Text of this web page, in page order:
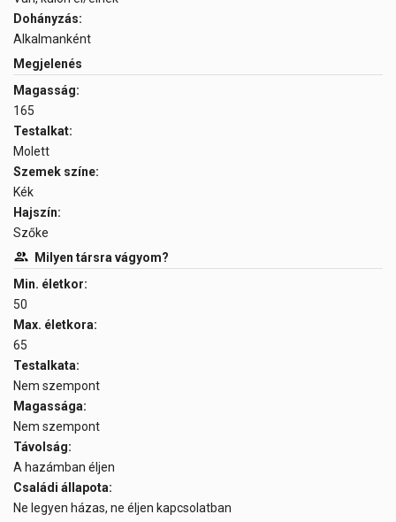
Dohányzás:
Alkalmanként
Megjelenés
Magasság:
165
Testalkat:
Molett
Szemek színe:
Kék
Hajszín:
Szőke
Milyen társra vágyom?
Min. életkor:
50
Max. életkora:
65
Testalkata:
Nem szempont
Magassága:
Nem szempont
Távolság:
A hazámban éljen
Családi állapota:
Ne legyen házas, ne éljen kapcsolatban